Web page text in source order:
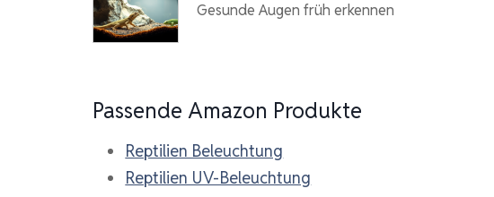
Gesunde Augen früh erkennen
Passende Amazon Produkte
Reptilien Beleuchtung
Reptilien UV-Beleuchtung